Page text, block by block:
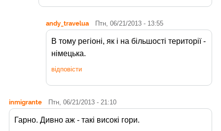
andy_travelua Птн, 06/21/2013 - 13:55
В тому регіоні, як і на більшості території -
німецька.
відповісти
inmigrante Птн, 06/21/2013 - 21:10
Гарно. Дивно аж - такі високі гори.